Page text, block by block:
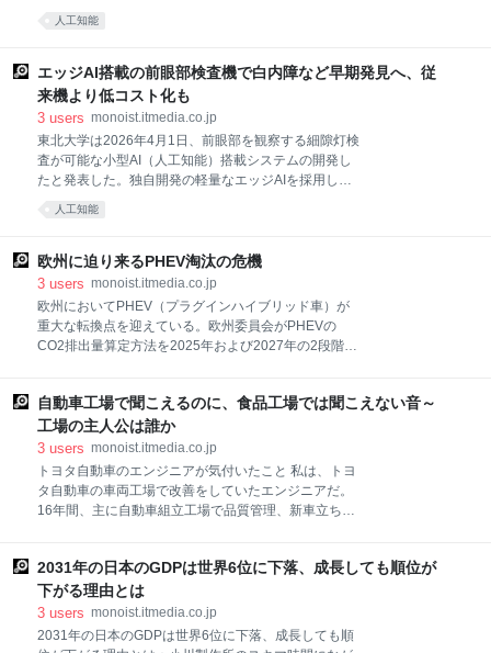
れらの主導権を巡る「大騒ぎ」の様相は、もはや一時
会の構造を根底から書き換え始めたと言っても過言で
はないだろう。 ⇒連載『武田一城の「製品セキュリテ
ィ」進
化の壁。日本ペイントコーポレートソリューションズ
は、生成AIを活用した技術検索システム「Ai-Tech」を
ムを刷新し、技術検索にかかる時間を最大20分の1へ
劇的に短縮。こうした成果を生んだAIの活用方法とは
――。 国内のメーカーでは、製品のニーズの多様化や
ピードの向上が求められている他、海外拠点でも国内
製品と同様の品質を実現することが必要となってい
る。しかし、研究者や技術者のノウハウに依存したこ
れまでの手法では対応が難しい状況だ。 解決策の1つ
人工知能
エッジAI搭載の前眼部検査機で白内障など早期発見へ、従
来機より低コスト化も
3 users monoist.itmedia.co.jp
東北大学は2026年4月1日、前眼部を観察する細隙灯検
査が可能な小型AI（人工知能）搭載システムの開発し
たと発表した。独自開発の軽量なエッジAIを採用し、
通信環境のない医療過疎地域や災害時でも高度な補助
診断を可能にした。 白内障や緑内障のリスクとなる狭
る。しかし、その診断には、高額な大型装置と専門医
の熟練した技術が必要だった。 今回開発したシステム
は、デバイス内で完結するエッジAIが高度な医療機器
に匹敵する精度で撮影し、状態を数値化する。これに
より、専門的な知識がなくても安定した検査結果を得
が自身で操作できる自撮り機能を備えており、専門医
が不在の健診施設や福祉施設、駅、商業施設といった
公共空間でのスクリーニングが可能になる。スリット
光を当ててス
人工知能
欧州に迫り来るPHEV淘汰の危機
3 users monoist.itmedia.co.jp
欧州においてPHEV（プラグインハイブリッド車）が
重大な転換点を迎えている。欧州委員会がPHEVの
CO2排出量算定方法を2025年および2027年の2段階で
種によってはHEVを上回るCO2排出量と評価される可
能性が高く、環境対応車としての優位性は失われる。
欧州において、PHEV（プラグインハイブリッド車）
が重大な転換点を迎えている。環境NGOなどの指摘を
受けて欧州委員会が調査した結果、CO2排出量に関す
る公称値と実走行時の乖離（かいり）が平均3.5倍に達
がある。このため、欧州委員会は実走行データを重視
した規制体系へ移行し、PHEVのCO2排出量算定方法
を、2025年および2027年の2
自動車工場で聞こえるのに、食品工場では聞こえない音～
工場の主人公は誰か
3 users monoist.itmedia.co.jp
トヨタ自動車のエンジニアが気付いたこと 私は、トヨ
タ自動車の車両工場で改善をしていたエンジニアだ。
16年間、主に自動車組立工場で品質管理、新車立ち上
る。 1つ目は購入部品担当のとき、苦しい状況で経営
する中小企業に、社員のままでは何もしてあげられな
かったことだ。歯がゆい思いをした。 2つ目は、トヨ
タ自動車の歴史を改めて調べたときだ。この巨大企業
は、もともとは私と同世代の技術者が立ち上げたベン
2031年の日本のGDPは世界6位に下落、成長しても順位が
下がる理由とは
3 users monoist.itmedia.co.jp
2031年の日本のGDPは世界6位に下落、成長しても順